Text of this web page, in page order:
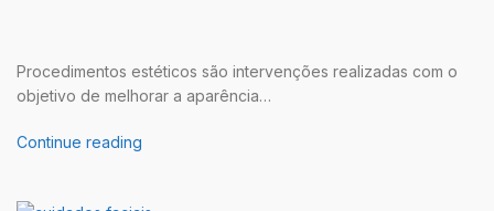
Procedimentos estéticos são intervenções realizadas com o
objetivo de melhorar a aparência…
Continue reading